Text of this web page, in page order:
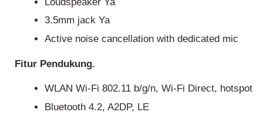
3.5mm jack Ya
Active noise cancellation with dedicated mic
Fitur Pendukung.
WLAN Wi-Fi 802.11 b/g/n, Wi-Fi Direct, hotspot
Bluetooth 4.2, A2DP, LE